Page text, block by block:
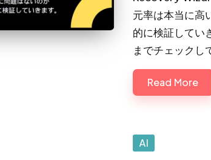
元率は本当に高
的に検証してい
までチェックし
Read More
Posted
AI